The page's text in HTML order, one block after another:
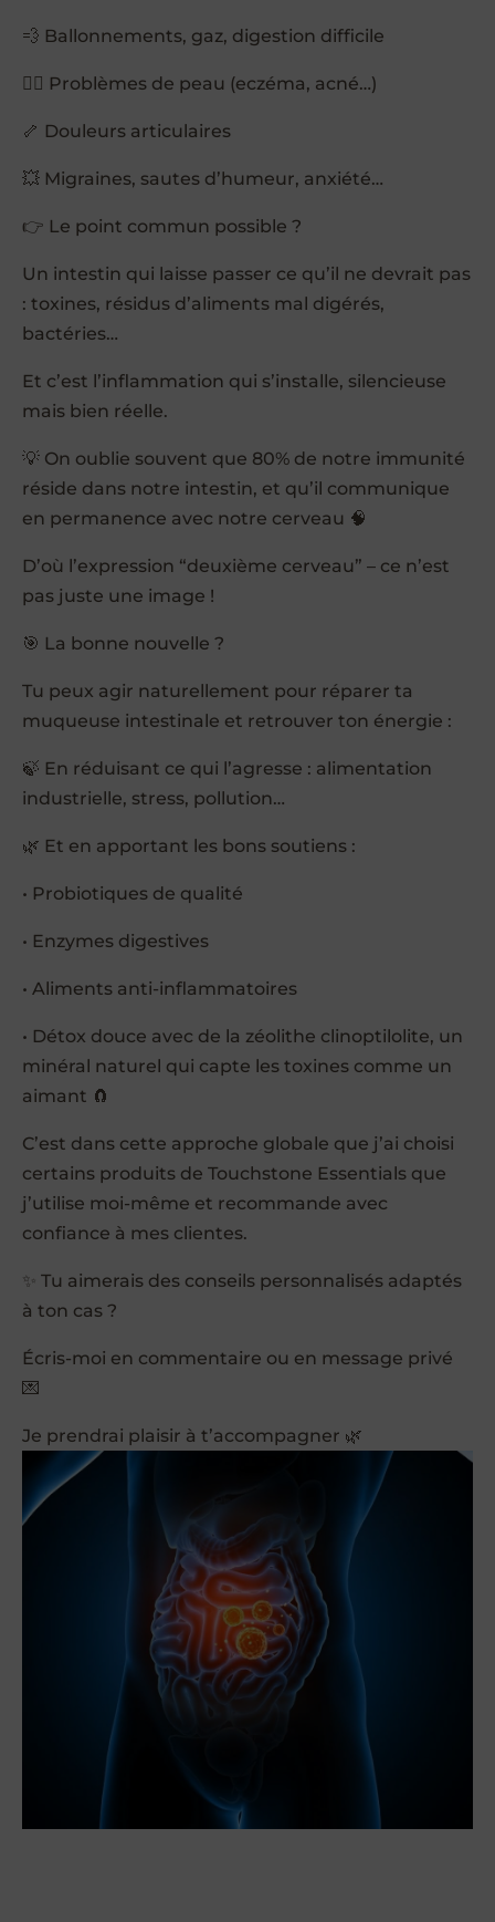
💨 Ballonnements, gaz, digestion difficile
🧖‍♀️ Problèmes de peau (eczéma, acné…)
🦴 Douleurs articulaires
💥 Migraines, sautes d’humeur, anxiété…
👉 Le point commun possible ?
Un intestin qui laisse passer ce qu’il ne devrait pas
: toxines, résidus d’aliments mal digérés,
bactéries…
Et c’est l’inflammation qui s’installe, silencieuse
mais bien réelle.
💡 On oublie souvent que 80% de notre immunité
réside dans notre intestin, et qu’il communique
en permanence avec notre cerveau 🧠
D’où l’expression “deuxième cerveau” – ce n’est
pas juste une image !
🎯 La bonne nouvelle ?
Tu peux agir naturellement pour réparer ta
muqueuse intestinale et retrouver ton énergie :
🍃 En réduisant ce qui l’agresse : alimentation
industrielle, stress, pollution…
🌿 Et en apportant les bons soutiens :
• Probiotiques de qualité
• Enzymes digestives
• Aliments anti-inflammatoires
• Détox douce avec de la zéolithe clinoptilolite, un
minéral naturel qui capte les toxines comme un
aimant 🧲
C’est dans cette approche globale que j’ai choisi
certains produits de Touchstone Essentials que
j’utilise moi-même et recommande avec
confiance à mes clientes.
✨ Tu aimerais des conseils personnalisés adaptés
à ton cas ?
Écris-moi en commentaire ou en message privé
💌
Je prendrai plaisir à t’accompagner 🌿